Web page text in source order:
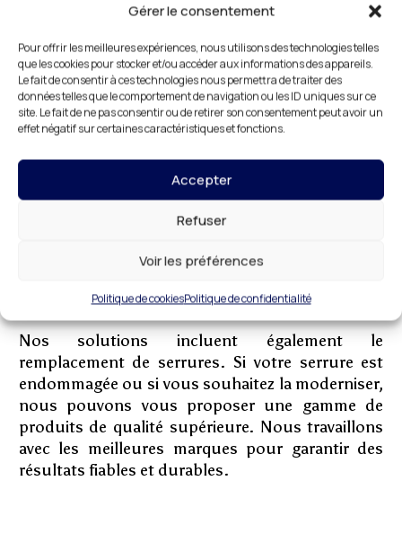
Gérer le consentement
Pour offrir les meilleures expériences, nous utilisons des technologies telles
que les cookies pour stocker et/ou accéder aux informations des appareils.
Le fait de consentir à ces technologies nous permettra de traiter des
données telles que le comportement de navigation ou les ID uniques sur ce
site. Le fait de ne pas consentir ou de retirer son consentement peut avoir un
effet négatif sur certaines caractéristiques et fonctions.
Accepter
Refuser
Voir les préférences
Politique de cookiesPolitique de confidentialité
utilisent des matériaux et des outils de haute
qualité. Nous sommes fiers de notre réputation
pour la fiabilité et l’efficacité de nos prestations.
En cas d’urgence, comme une porte bloquée ou
une effraction, notre équipe est prête à intervenir
rapidement pour rétablir la sécurité de vos
locaux. Nous savons que ces situations peuvent
être stressantes, et nous faisons tout notre
possible pour vous offrir une assistance rapide et
professionnelle. Pour ceux qui souhaitent
entreprise, nous proposons des solutions sur
mesure, comme l’installation de portes blindées
ou le blindage de vos portes existantes.
Nos solutions incluent également le
remplacement de serrures. Si votre serrure est
endommagée ou si vous souhaitez la moderniser,
nous pouvons vous proposer une gamme de
produits de qualité supérieure. Nous travaillons
avec les meilleures marques pour garantir des
résultats fiables et durables.